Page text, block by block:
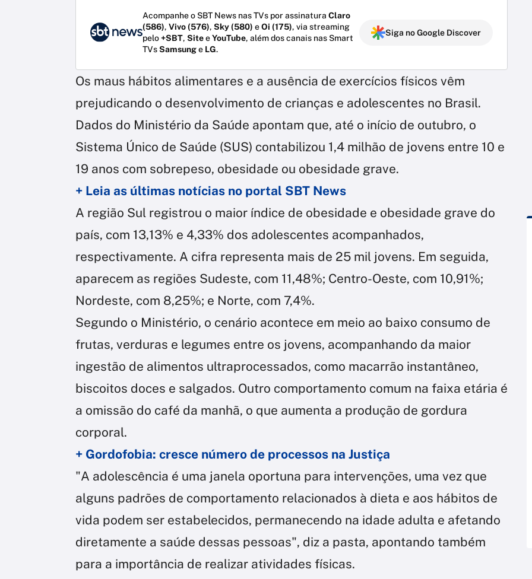
Acompanhe o SBT News nas TVs por assinatura Claro
(586), Vivo (576), Sky (580) eOi (175), via streaming
pelo+SBT, SiteeYouTube, além dos canais nas Smart
TVsSamsunge LG.
Siga no Google Discover
Os maus hábitos alimentares e a ausência de exercícios físicos vêm
prejudicando o desenvolvimento de crianças e adolescentes no Brasil.
Dados do Ministério da Saúde apontam que, até o início de outubro, o
Sistema Único de Saúde (SUS) contabilizou 1,4 milhão de jovens entre 10 e
19 anos com sobrepeso, obesidade ou obesidade grave.
+ Leia as últimas notícias no portal SBT News
A região Sul registrou o maior índice de obesidade e obesidade grave do
país, com 13,13% e 4,33% dos adolescentes acompanhados,
respectivamente. A cifra representa mais de 25 mil jovens. Em seguida,
aparecem as regiões Sudeste, com 11,48%; Centro-Oeste, com 10,91%;
Nordeste, com 8,25%; e Norte, com 7,4%.
Segundo o Ministério, o cenário acontece em meio ao baixo consumo de
frutas, verduras e legumes entre os jovens, acompanhando da maior
ingestão de alimentos ultraprocessados, como macarrão instantâneo,
biscoitos doces e salgados. Outro comportamento comum na faixa etária é
a omissão do café da manhã, o que aumenta a produção de gordura
corporal.
+ Gordofobia: cresce número de processos na Justiça
"A adolescência é uma janela oportuna para intervenções, uma vez que
alguns padrões de comportamento relacionados à dieta e aos hábitos de
vida podem ser estabelecidos, permanecendo na idade adulta e afetando
diretamente a saúde dessas pessoas", diz a pasta, apontando também
para a importância de realizar atividades físicas.